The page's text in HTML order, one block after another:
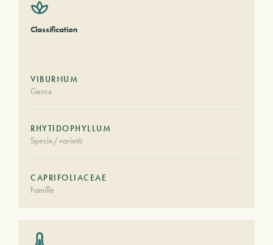
Classification
VIBURNUM
Genre
RHYTIDOPHYLLUM
Specie/varietà
CAPRIFOLIACEAE
Famille